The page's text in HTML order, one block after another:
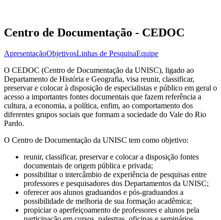
Centro de Documentação - CEDOC
ApresentaçãoObjetivosLinhas de PesquisaEquipe
O CEDOC (Centro de Documentação da UNISC), ligado ao
Departamento de História e Geografia, visa reunir, classificar,
preservar e colocar à disposição de especialistas e público em geral o
acesso a importantes fontes documentais que fazem referência a
cultura, a economia, a política, enfim, ao comportamento dos
diferentes grupos sociais que formam a sociedade do Vale do Rio
Pardo.
O Centro de Documentação da UNISC tem como objetivo:
reunir, classificar, preservar e colocar a disposição fontes
documentais de origem pública e privada;
possibilitar o intercâmbio de experiência de pesquisas entre
professores e pesquisadores dos Departamentos da UNISC;
oferecer aos alunos graduandos e pós-graduandos a
possibilidade de melhoria de sua formação acadêmica;
propiciar o aperfeiçoamento de professores e alunos pela